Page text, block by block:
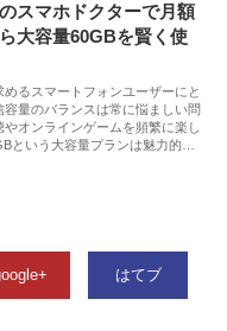
スマホドクターで月額
大容量60GBを賢く使
るスマートフォンユーザーにと
容量のバランスは常に悩ましい問
オンラインゲームを頻繁に楽し
という大容量プランは魅力的…
はてブ